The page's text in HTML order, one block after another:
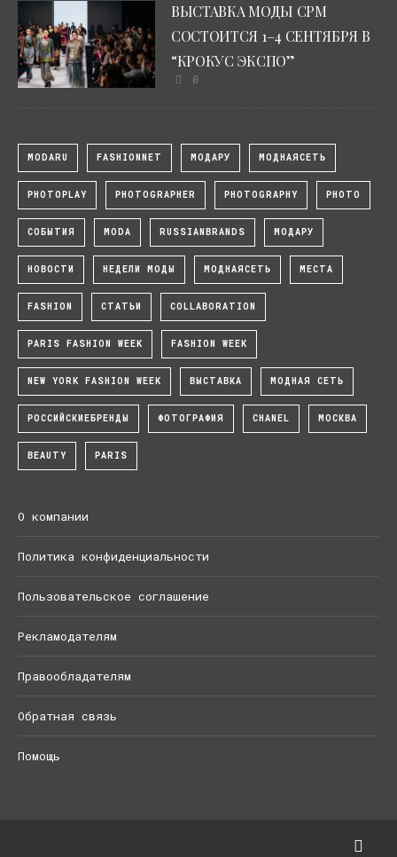
ВЫСТАВКА МОДЫ CPM
СОСТОИТСЯ 1–4 СЕНТЯБРЯ В
“КРОКУС ЭКСПО”
0
MODARU FASHIONNET МОДАРУ МОДНАЯСЕТЬ
PHOTOPLAY PHOTOGRAPHER PHOTOGRAPHY PHOTO
СОБЫТИЯ MODA RUSSIANBRANDS МОДАРУ
НОВОСТИ НЕДЕЛИ МОДЫ МОДНАЯСЕТЬ МЕСТА
FASHION СТАТЬИ COLLABORATION
PARIS FASHION WEEK FASHION WEEK
NEW YORK FASHION WEEK ВЫСТАВКА МОДНАЯ СЕТЬ
РОССИЙСКИЕБРЕНДЫ ФОТОГРАФИЯ CHANEL МОСКВА
BEAUTY PARIS
О компании
Политика конфиденциальности
Пользовательское соглашение
Рекламодателям
Правообладателям
Обратная связь
Помощь